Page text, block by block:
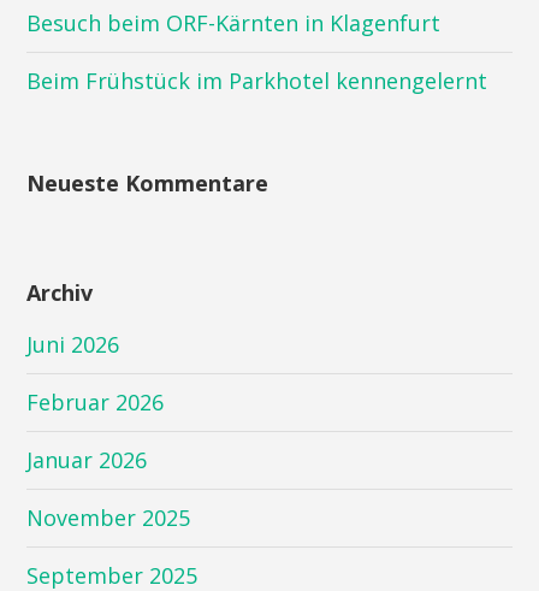
Besuch beim ORF-Kärnten in Klagenfurt
Beim Frühstück im Parkhotel kennengelernt
Neueste Kommentare
Archiv
Juni 2026
Februar 2026
Januar 2026
November 2025
September 2025